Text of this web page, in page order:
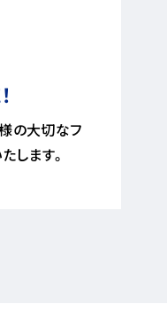
の大切なフ
します。